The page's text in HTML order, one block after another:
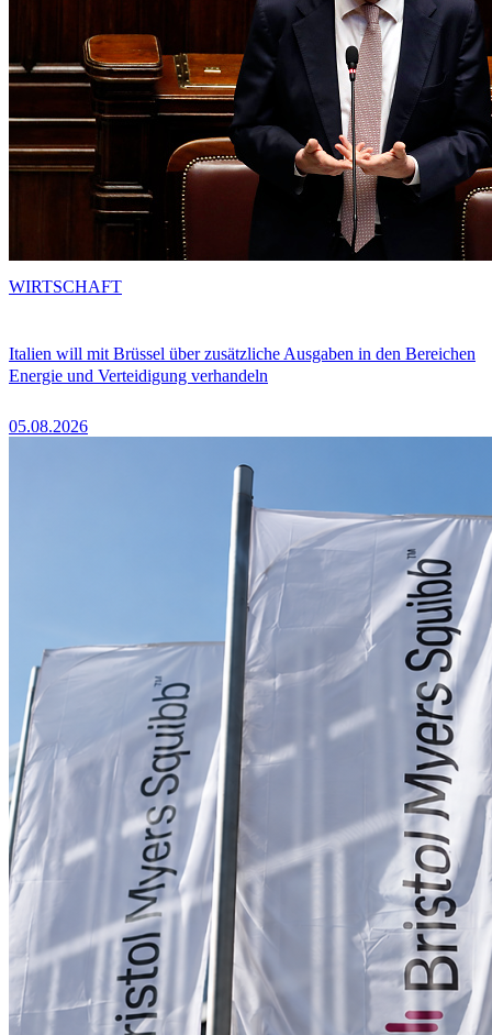
Italien will mit Brüssel über zusätzliche Ausgaben in den Bereichen
Energie und Verteidigung verhandeln
05.08.2026
WIRTSCHAFT